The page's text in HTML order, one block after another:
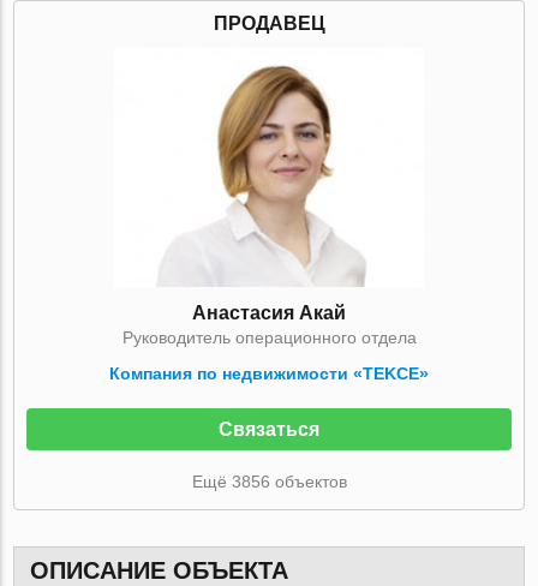
ПРОДАВЕЦ
Анастасия Акай
Руководитель операционного отдела
Компания по недвижимости «TEKCE»
Связаться
Ещё 3856 объектов
ОПИСАНИЕ ОБЪЕКТА